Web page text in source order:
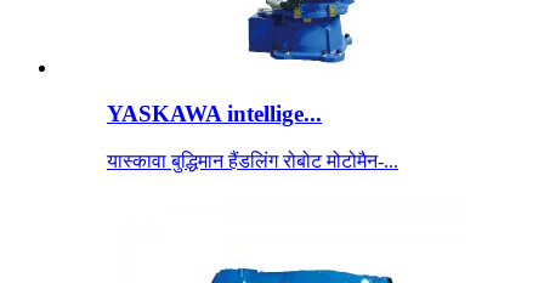
YASKAWA intellige...
यास्कावा बुद्धिमान हैंडलिंग रोबोट मोटोमैन-...